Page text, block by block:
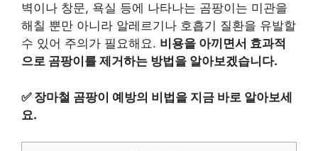
벽이나 창문, 욕실 등에 나타나는 곰팡이는 미관을
해칠 뿐만 아니라 알레르기나 호흡기 질환을 유발할
수 있어 주의가 필요해요. 비용을 아끼면서 효과적
으로 곰팡이를 제거하는 방법을 알아보겠습니다.
✅ 장마철 곰팡이 예방의 비법을 지금 바로 알아보세
요.